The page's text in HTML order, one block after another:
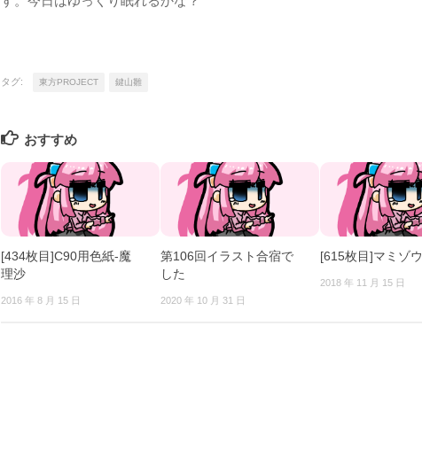
タグ: 東方PROJECT 鍵山雛
おすすめ
[434枚目]C90用色紙-魔
理沙
2016 年 8 月 15 日
第106回イラスト合宿で
した
2020 年 10 月 31 日
[615枚目]マミゾウ
2018 年 11 月 15 日